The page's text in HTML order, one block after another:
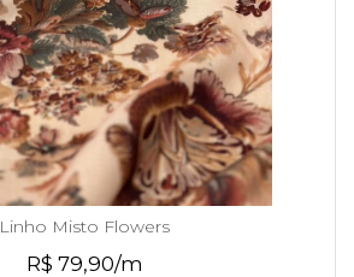
Linho Misto Flowers
R$ 79,90/m